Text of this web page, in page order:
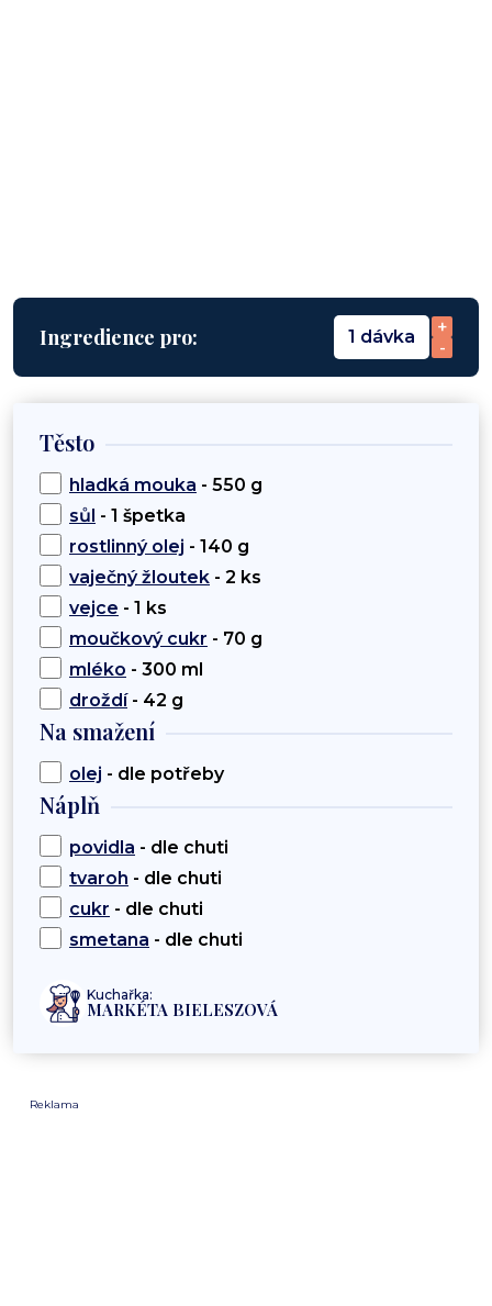
Ingredience pro: 1 dávka
+
-
Těsto
hladká mouka - 550 g
sůl - 1 špetka
rostlinný olej - 140 g
vaječný žloutek - 2 ks
vejce - 1 ks
moučkový cukr - 70 g
mléko - 300 ml
droždí- 42 g
Na smažení
olej - dle potřeby
Náplň
povidla - dle chuti
tvaroh - dle chuti
cukr - dle chuti
smetana - dle chuti
Kuchařka:
MARKÉTA BIELESZOVÁ
Reklama